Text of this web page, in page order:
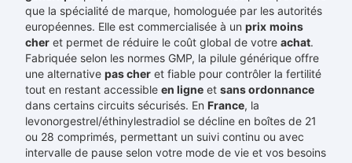
que la spécialité de marque, homologuée par les autorités
européennes. Elle est commercialisée à un prix moins
cher et permet de réduire le coût global de votre achat.
Fabriquée selon les normes GMP, la pilule générique offre
une alternative pas cher et fiable pour contrôler la fertilité
tout en restant accessible en ligne et sans ordonnance
dans certains circuits sécurisés. En France, la
levonorgestrel/éthinylestradiol se décline en boîtes de 21
ou 28 comprimés, permettant un suivi continu ou avec
intervalle de pause selon votre mode de vie et vos besoins